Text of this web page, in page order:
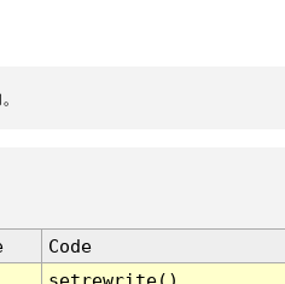
Code
setrewrite()